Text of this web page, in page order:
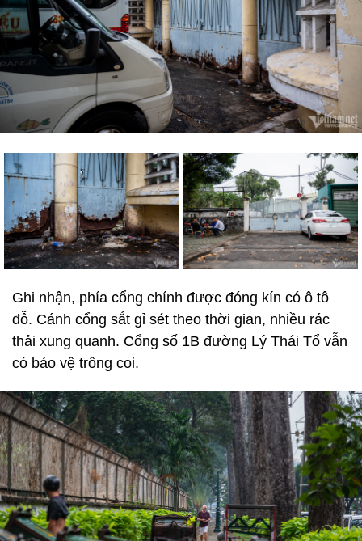
Ghi nhận, phía cổng chính được đóng kín có ô tô
đỗ. Cánh cổng sắt gỉ sét theo thời gian, nhiều rác
thải xung quanh. Cổng số 1B đường Lý Thái Tổ vẫn
có bảo vệ trông coi.